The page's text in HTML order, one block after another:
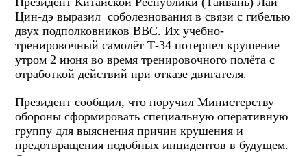
Цин-дэ выразил соболезнования в связи с гибелью
двух подполковников ВВС. Их учебно-
тренировочный самолёт Т-34 потерпел крушение
утром 2 июня во время тренировочного полёта с
отработкой действий при отказе двигателя.
Президент сообщил, что поручил Министерству
обороны сформировать специальную оперативную
группу для выяснения причин крушения и
предотвращения подобных инцидентов в будущем.